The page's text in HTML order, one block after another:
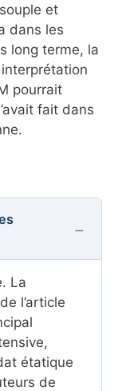
et
dans les
long terme, la
interprétation
pourrait
fait dans
La
l’article
étatique
de